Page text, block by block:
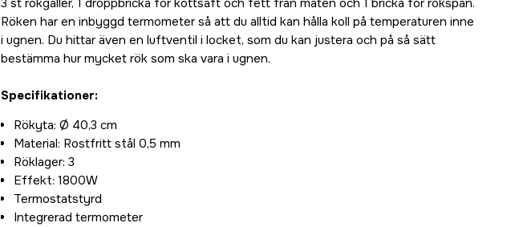
3 st rökgaller, 1 droppbricka för köttsaft och fett från maten och 1 bricka för rökspån.
Röken har en inbyggd termometer så att du alltid kan hålla koll på temperaturen inne
i ugnen. Du hittar även en luftventil i locket, som du kan justera och på så sätt
bestämma hur mycket rök som ska vara i ugnen.
Specifikationer:
Rökyta: Ø 40,3 cm
Material: Rostfritt stål 0,5 mm
Röklager: 3
Effekt: 1800W
Termostatstyrd
Integrerad termometer